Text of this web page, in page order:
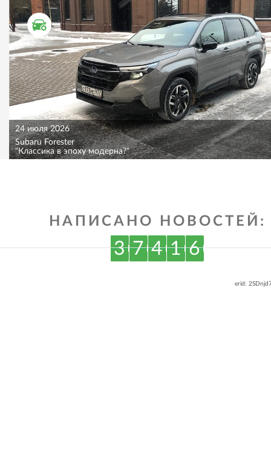
ТЕСТ ДРАЙВ
24 июля 2026
Subaru Forester
"Классика в эпоху модерна?"
НАПИСАНО НОВОСТЕЙ:
3 7 4 1 6
erid: